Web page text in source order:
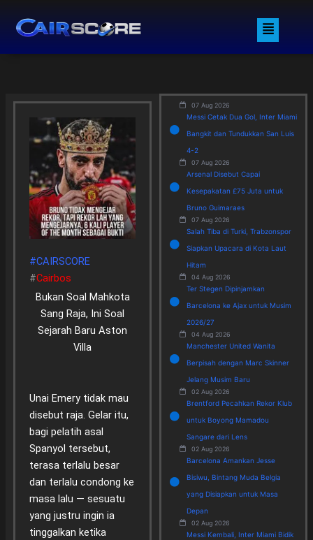
content
Menu
#CAIRSCORE
#Cairbos
Bukan Soal Mahkota
Sang Raja, Ini Soal
Sejarah Baru Aston
Villa
Unai Emery tidak mau
disebut raja. Gelar itu,
bagi pelatih asal
Spanyol tersebut,
terasa terlalu besar
dan terlalu condong ke
masa lalu — sesuatu
yang justru ingin ia
tinggalkan ketika
07 Aug 2026
Messi Cetak Dua Gol, Inter Miami
Bangkit dan Tundukkan San Luis
4-2
07 Aug 2026
Arsenal Disebut Capai
Kesepakatan £75 Juta untuk
Bruno Guimaraes
07 Aug 2026
Salah Tiba di Turki, Trabzonspor
Siapkan Upacara di Kota Laut
Hitam
04 Aug 2026
Ter Stegen Dipinjamkan
Barcelona ke Ajax untuk Musim
2026/27
04 Aug 2026
Manchester United Wanita
Berpisah dengan Marc Skinner
Jelang Musim Baru
02 Aug 2026
Brentford Pecahkan Rekor Klub
untuk Boyong Mamadou
Sangare dari Lens
02 Aug 2026
Barcelona Amankan Jesse
Bisiwu, Bintang Muda Belgia
yang Disiapkan untuk Masa
Depan
02 Aug 2026
Messi Kembali, Inter Miami Bidik